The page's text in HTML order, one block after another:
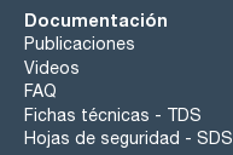
Documentación
Publicaciones
Videos
FAQ
Fichas técnicas - TDS
Hojas de seguridad - SDS